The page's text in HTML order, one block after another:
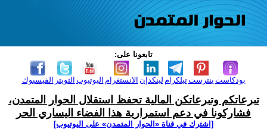
تابعونا على:
الفيسبوك التويتر اليوتيوب الانستغرام لينكدإن تيلكرامبنترست بودكاست
تبرعاتكم وتبرعاتكن المالية تحفظ استقلال الحوار المتمدن،
فشاركونا في دعم استمرارية هذا الفضاء اليساري الحر
[اشترك في قناة ‫«الحوار المتمدن» على اليوتيوب]